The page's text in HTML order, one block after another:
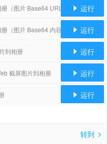
（图片 Base64 URL）  运行
（图片 Base64 内容）  运行
到相册  运行
截屏图片到相册  运行
 运行
转到 